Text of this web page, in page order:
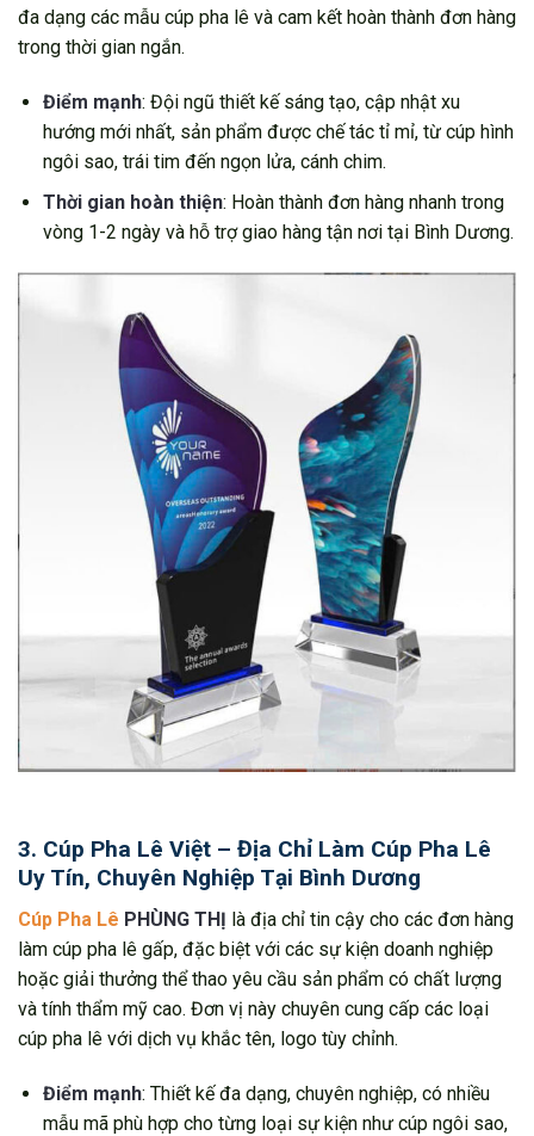
đa dạng các mẫu cúp pha lê và cam kết hoàn thành đơn hàng
trong thời gian ngắn.
Điểm mạnh: Đội ngũ thiết kế sáng tạo, cập nhật xu
hướng mới nhất, sản phẩm được chế tác tỉ mỉ, từ cúp hình
ngôi sao, trái tim đến ngọn lửa, cánh chim.
Thời gian hoàn thiện: Hoàn thành đơn hàng nhanh trong
vòng 1-2 ngày và hỗ trợ giao hàng tận nơi tại Bình Dương.
3. Cúp Pha Lê Việt – Địa Chỉ Làm Cúp Pha Lê
Uy Tín, Chuyên Nghiệp Tại Bình Dương
Cúp Pha Lê PHÙNG THỊ là địa chỉ tin cậy cho các đơn hàng
làm cúp pha lê gấp, đặc biệt với các sự kiện doanh nghiệp
hoặc giải thưởng thể thao yêu cầu sản phẩm có chất lượng
và tính thẩm mỹ cao. Đơn vị này chuyên cung cấp các loại
cúp pha lê với dịch vụ khắc tên, logo tùy chỉnh.
Điểm mạnh: Thiết kế đa dạng, chuyên nghiệp, có nhiều
mẫu mã phù hợp cho từng loại sự kiện như cúp ngôi sao,